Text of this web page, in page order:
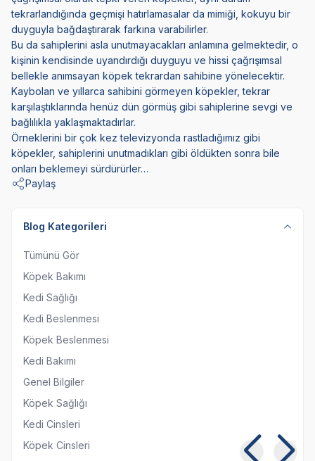
tekrarlandığında geçmişi hatırlamasalar da mimiği, kokuyu bir
duyguyla bağdaştırarak farkına varabilirler.
Bu da sahiplerini asla unutmayacakları anlamına gelmektedir, o
kişinin kendisinde uyandırdığı duyguyu ve hissi çağrışımsal
bellekle anımsayan köpek tekrardan sahibine yönelecektir.
Kaybolan ve yıllarca sahibini görmeyen köpekler, tekrar
karşılaştıklarında henüz dün görmüş gibi sahiplerine sevgi ve
bağlılıkla yaklaşmaktadırlar.
Örneklerini bir çok kez televizyonda rastladığımız gibi
köpekler, sahiplerini unutmadıkları gibi öldükten sonra bile
onları beklemeyi sürdürürler…
Paylaş
Blog Kategorileri
Tümünü Gör
Köpek Bakımı
Kedi Sağlığı
Kedi Beslenmesi
Köpek Beslenmesi
Kedi Bakımı
Genel Bilgiler
Köpek Sağlığı
Kedi Cinsleri
Köpek Cinsleri